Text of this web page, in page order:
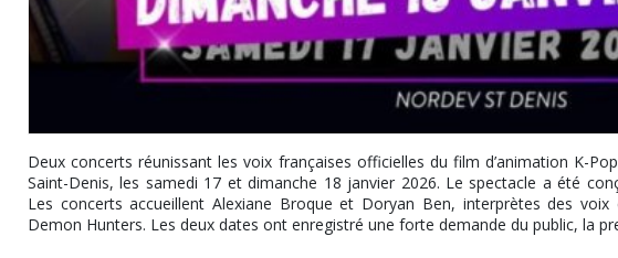
Deux concerts réunissant les voix françaises officielles du film d’animation K-
Saint-Denis, les samedi 17 et dimanche 18 janvier 2026. Le spectacle a été
Les concerts accueillent Alexiane Broque et Doryan Ben, interprètes des voix
Demon Hunters. Les deux dates ont enregistré une forte demande du public, la